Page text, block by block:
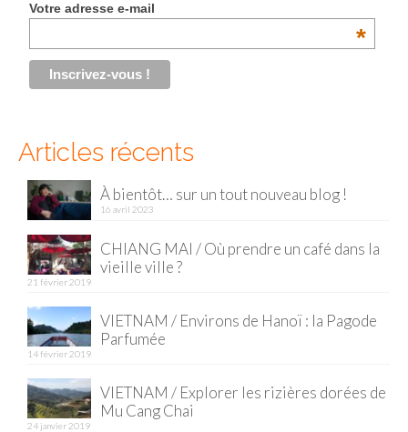
Tokyo
Malaisie
Cameron Highlands
Singapour
Vietnam
Hanoi
Hué
Mai Chau
Mu Cang Chai
Ninh Binh
Votre adresse e-mail
*
Articles récents
À bientôt… sur un tout nouveau blog !
16 avril 2023
CHIANG MAI / Où prendre un café dans la
vieille ville ?
21 février 2019
VIETNAM / Environs de Hanoï : la Pagode
Parfumée
14 février 2019
VIETNAM / Explorer les rizières dorées de
Mu Cang Chai
24 janvier 2019